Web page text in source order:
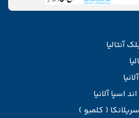
اسپا آلانیا
( کلمبو )